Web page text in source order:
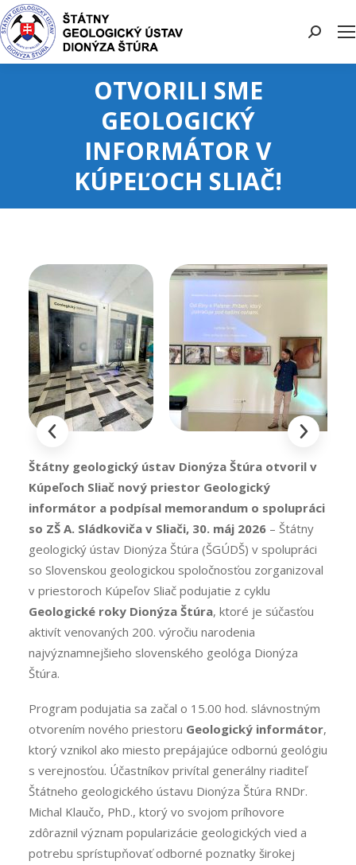
Search:
OTVORILI SME
GEOLOGICKÝ
INFORMÁTOR V
KÚPEĽOCH SLIAČ!
Štátny geologický ústav Dionýza Štúra otvoril v
Kúpeľoch Sliač nový priestor Geologický
informátor a podpísal memorandum o spolupráci
so ZŠ A. Sládkoviča v Sliači, 30. máj 2026– Štátny
geologický ústav Dionýza Štúra (ŠGÚDŠ) v spolupráci
so Slovenskou geologickou spoločnosťou zorganizoval
v priestoroch Kúpeľov Sliač podujatie z cyklu
Geologické roky Dionýza Štúra, ktoré je súčasťou
aktivít venovaných 200. výročiu narodenia
najvýznamnejšieho slovenského geológa Dionýza
Štúra.
Program podujatia sa začal o 15.00 hod. slávnostným
otvorením nového priestoru Geologický informátor,
ktorý vznikol ako miesto prepájajúce odbornú geológiu
s verejnosťou. Účastníkov privítal generálny riaditeľ
Štátneho geologického ústavu Dionýza Štúra RNDr.
Michal Klaučo, PhD., ktorý vo svojom príhovore
zdôraznil význam popularizácie geologických vied a
potrebu sprístupňovať odborné poznatky širokej